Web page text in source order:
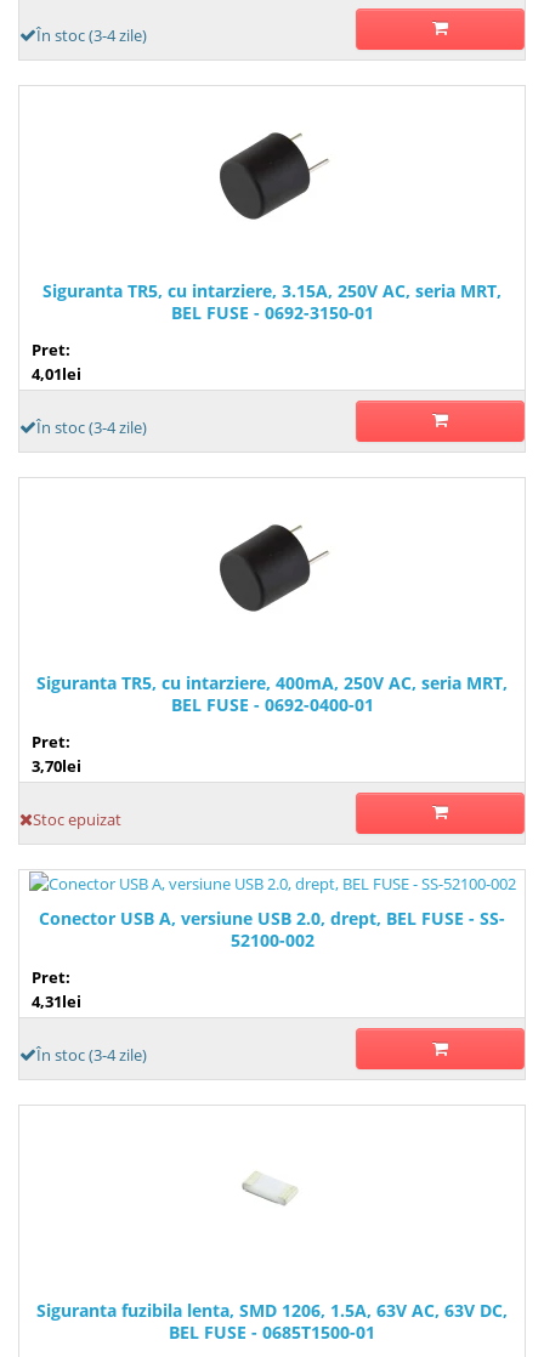
În stoc (3-4 zile)
Siguranta TR5, cu intarziere, 3.15A, 250V AC, seria MRT,
BEL FUSE - 0692-3150-01
Pret:
4,01lei
În stoc (3-4 zile)
Siguranta TR5, cu intarziere, 400mA, 250V AC, seria MRT,
BEL FUSE - 0692-0400-01
Pret:
3,70lei
Stoc epuizat
Conector USB A, versiune USB 2.0, drept, BEL FUSE - SS-
52100-002
Pret:
4,31lei
În stoc (3-4 zile)
Siguranta fuzibila lenta, SMD 1206, 1.5A, 63V AC, 63V DC,
BEL FUSE - 0685T1500-01